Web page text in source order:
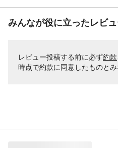
みんなが役に立ったレビ
レビュー投稿する前に必ず約款
時点で約款に同意したものとみ